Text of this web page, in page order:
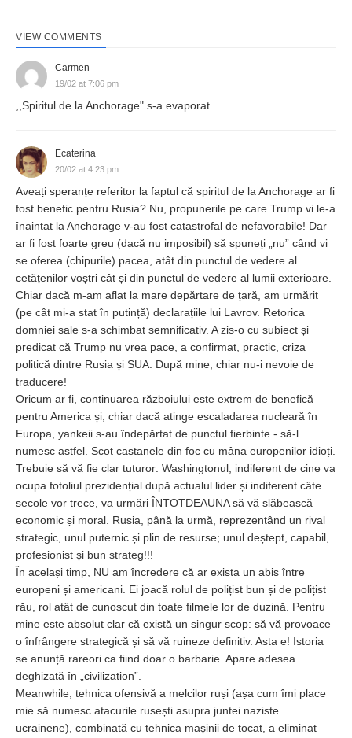
VIEW COMMENTS
Carmen
19/02 at 7:06 pm
,,Spiritul de la Anchorage" s-a evaporat.
Ecaterina
20/02 at 4:23 pm
Aveați speranțe referitor la faptul că spiritul de la Anchorage ar fi
fost benefic pentru Rusia? Nu, propunerile pe care Trump vi le-a
înaintat la Anchorage v-au fost catastrofal de nefavorabile! Dar
ar fi fost foarte greu (dacă nu imposibil) să spuneți „nu” când vi
se oferea (chipurile) pacea, atât din punctul de vedere al
cetățenilor voștri cât și din punctul de vedere al lumii exterioare.
Chiar dacă m-am aflat la mare depărtare de țară, am urmărit
(pe cât mi-a stat în putință) declarațiile lui Lavrov. Retorica
domniei sale s-a schimbat semnificativ. A zis-o cu subiect și
predicat că Trump nu vrea pace, a confirmat, practic, criza
politică dintre Rusia și SUA. După mine, chiar nu-i nevoie de
traducere!
Oricum ar fi, continuarea războiului este extrem de benefică
pentru America și, chiar dacă atinge escaladarea nucleară în
Europa, yankeii s-au îndepărtat de punctul fierbinte - să-l
numesc astfel. Scot castanele din foc cu mâna europenilor idioți.
Trebuie să vă fie clar tuturor: Washingtonul, indiferent de cine va
ocupa fotoliul prezidențial după actualul lider și indiferent câte
secole vor trece, va urmări ÎNTOTDEAUNA să vă slăbească
economic și moral. Rusia, până la urmă, reprezentând un rival
strategic, unul puternic și plin de resurse; unul deștept, capabil,
profesionist și bun strateg!!!
În același timp, NU am încredere că ar exista un abis între
europeni și americani. Ei joacă rolul de polițist bun și de polițist
rău, rol atât de cunoscut din toate filmele lor de duzină. Pentru
mine este absolut clar că există un singur scop: să vă provoace
o înfrângere strategică și să vă ruineze definitiv. Asta e! Istoria
se anunță rareori ca fiind doar o barbarie. Apare adesea
deghizată în „civilization”.
Meanwhile, tehnica ofensivă a melcilor ruși (așa cum îmi place
mie să numesc atacurile rusești asupra juntei naziste
ucrainene), combinată cu tehnica mașinii de tocat, a eliminat